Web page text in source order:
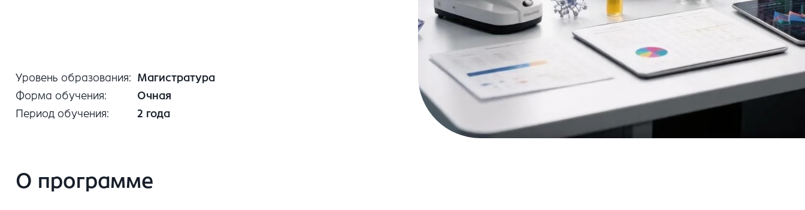
Уровень образования
Магистратура
Форма обучения
Очная
Период обучения
2 года
О программе